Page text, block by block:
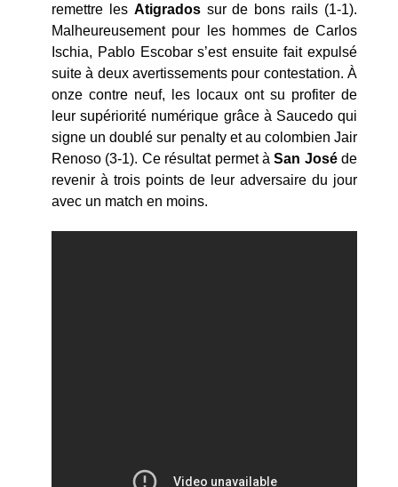
remettre les Atigradossur de bons rails (1-1).
Malheureusement pour les hommes de Carlos
Ischia, Pablo Escobar s’est ensuite fait expulsé
suite à deux avertissements pour contestation. À
onze contre neuf, les locaux ont su profiter de
leur supériorité numérique grâce à Saucedo qui
signe un doublé sur penalty et au colombien Jair
Renoso (3-1). Ce résultat permet àSan Joséde
revenir à trois points de leur adversaire du jour
avec un match en moins.